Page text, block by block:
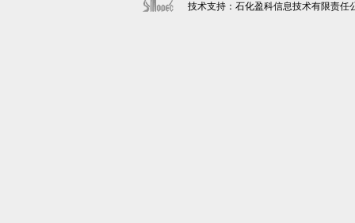
技术支持：石化盈科信息技术有限责任